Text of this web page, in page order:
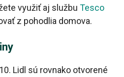
využiť aj službu Tesco
z pohodlia domova.
Lidl sú rovnako otvorené